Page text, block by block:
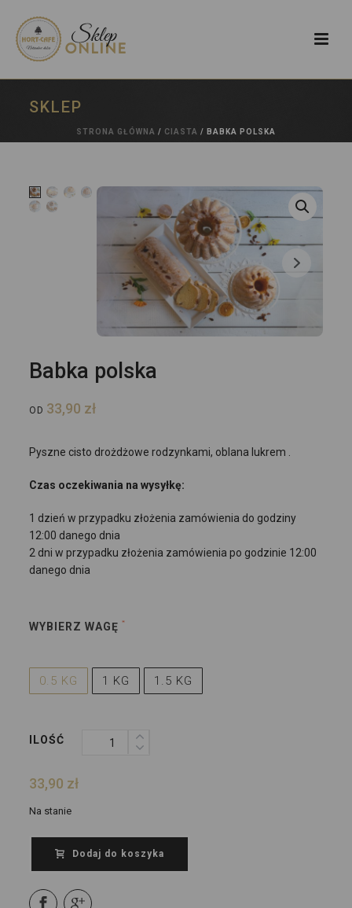
SKLEP
STRONA GŁÓWNA / CIASTA / BABKA POLSKA
Babka polska
OD 33,90 zł
Pyszne cisto drożdżowe rodzynkami, oblana lukrem .
Czas oczekiwania na wysyłkę:
1 dzień w przypadku złożenia zamówienia do godziny
12:00 danego dnia
2 dni w przypadku złożenia zamówienia po godzinie 12:00
danego dnia
WYBIERZ WAGĘ
0.5 KG 1 KG 1.5 KG
ILOŚĆ
33,90 zł
Na stanie
Dodaj do koszyka